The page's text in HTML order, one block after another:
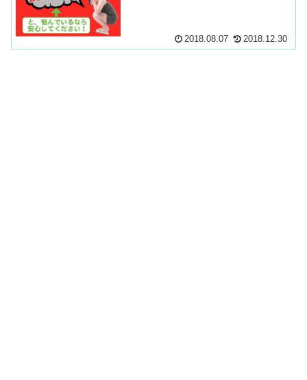
2018.08.07 2018.12.30